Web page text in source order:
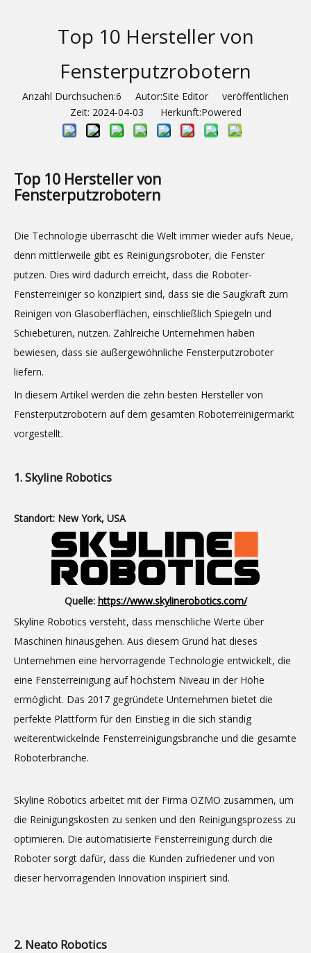
Top 10 Hersteller von
Fensterputzrobotern
Anzahl Durchsuchen:6 Autor:Site Editor veröffentlichen
Zeit: 2024-04-03 Herkunft:Powered
Top 10 Hersteller von
Fensterputzrobotern
Die Technologie überrascht die Welt immer wieder aufs Neue,
denn mittlerweile gibt es Reinigungsroboter, die Fenster
putzen. Dies wird dadurch erreicht, dass die Roboter-
Fensterreiniger so konzipiert sind, dass sie die Saugkraft zum
Reinigen von Glasoberflächen, einschließlich Spiegeln und
Schiebetüren, nutzen. Zahlreiche Unternehmen haben
bewiesen, dass sie außergewöhnliche Fensterputzroboter
liefern.
In diesem Artikel werden die zehn besten Hersteller von
Fensterputzrobotern auf dem gesamten Roboterreinigermarkt
vorgestellt.
1. Skyline Robotics
Standort: New York, USA
Quelle: https://www.skylinerobotics.com/
Skyline Robotics versteht, dass menschliche Werte über
Maschinen hinausgehen. Aus diesem Grund hat dieses
Unternehmen eine hervorragende Technologie entwickelt, die
eine Fensterreinigung auf höchstem Niveau in der Höhe
ermöglicht. Das 2017 gegründete Unternehmen bietet die
perfekte Plattform für den Einstieg in die sich ständig
weiterentwickelnde Fensterreinigungsbranche und die gesamte
Roboterbranche.
Skyline Robotics arbeitet mit der Firma OZMO zusammen, um
die Reinigungskosten zu senken und den Reinigungsprozess zu
optimieren. Die automatisierte Fensterreinigung durch die
Roboter sorgt dafür, dass die Kunden zufriedener und von
dieser hervorragenden Innovation inspiriert sind.
2. Neato Robotics